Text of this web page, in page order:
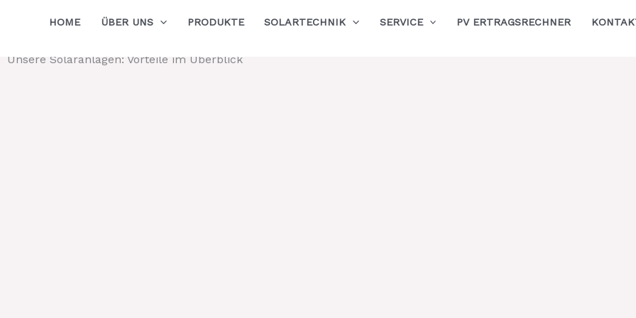
HOME ÜBER UNS PRODUKTE SOLARTECHNIK SERVICE PV ERTRAGSRECHNER
Unsere Solaranlagen: Vorteile im Überblick